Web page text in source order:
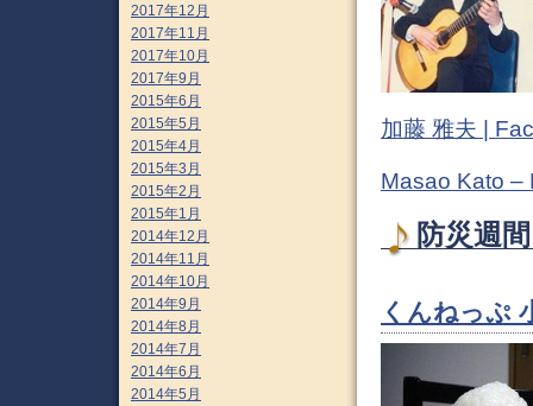
加藤 雅夫 |
Masao Kato –
防災週
くんねっぷ
2017年12月
2017年11月
2017年10月
2017年9月
2015年6月
2015年5月
2015年4月
2015年3月
2015年2月
2015年1月
2014年12月
2014年11月
2014年10月
2014年9月
2014年8月
2014年7月
2014年6月
2014年5月